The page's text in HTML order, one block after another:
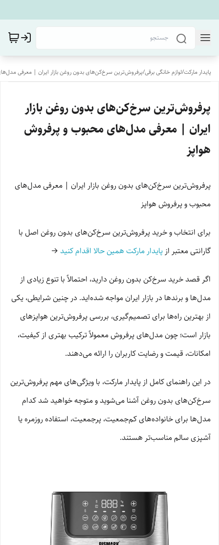
پایدار مارکت/لوازم خانگی برقی/پرفروش‌ترین سرخ‌کن‌های بدون روغن بازار ایران | معرفی
پرفروش‌ترین سرخ‌کن‌های بدون روغن بازار
ایران | معرفی مدل‌های محبوب و پرفروش
هواپز
پرفروش‌ترین سرخ‌کن‌های بدون روغن بازار ایران | معرفی مدل‌های
محبوب و پرفروش هواپز
برای انتخاب و خرید پرفروش‌ترین سرخ‌کن‌های بدون روغن اصل با
گارانتی معتبر از پایدار مارکت همین حالا اقدام کنید →
اگر قصد خرید سرخ‌کن بدون روغن دارید، احتمالاً با تنوع زیادی از
مدل‌ها و برندها در بازار ایران مواجه شده‌اید. در چنین شرایطی، یکی
از بهترین راه‌ها برای تصمیم‌گیری، بررسی پرفروش‌ترین هواپزهای
بازار است؛ چون مدل‌های پرفروش معمولاً ترکیب بهتری از کیفیت،
امکانات، قیمت و رضایت کاربران را ارائه می‌دهند.
در این راهنمای کامل از پایدار مارکت، با ویژگی‌های مهم پرفروش‌ترین
سرخ‌کن‌های بدون روغن آشنا می‌شوید و متوجه خواهید شد کدام
مدل‌ها برای خانواده‌های کم‌جمعیت، پرجمعیت، استفاده روزمره یا
آشپزی سالم مناسب‌تر هستند.